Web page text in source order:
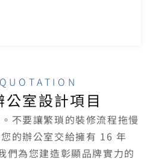
室設計項目
不要讓繁瑣的裝修流程拖慢
的辦公室交給擁有 16 年
們為您建造彰顯品牌實力的